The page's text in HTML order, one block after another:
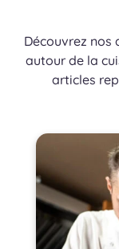
Découvrez
autour de la
articles